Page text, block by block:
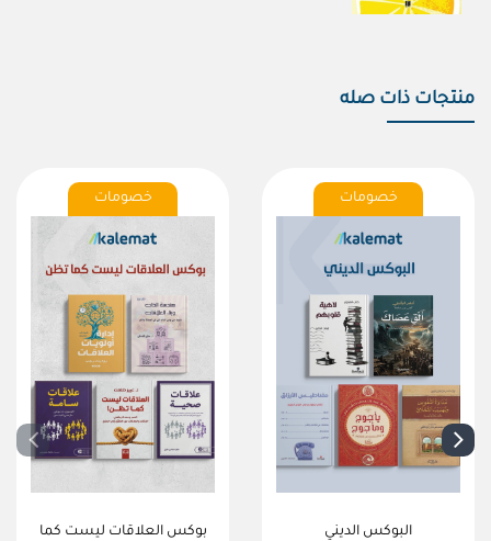
منتجات ذات صله
خصومات
بوكس العلاقات ليست كما
خصومات
البوكس الديني